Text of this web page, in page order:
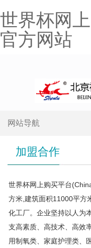
世界杯网
官方网站
网站导航
加盟合作
世界杯网上购买平台
方米,建筑面积11000平方
化工厂。企业坚持以人为
支高素质、高技术、高效
用制氧类、家庭护理类、